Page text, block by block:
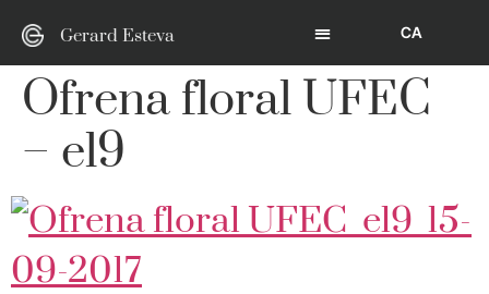
Gerard Esteva CA
Ofrena floral UFEC
– el9